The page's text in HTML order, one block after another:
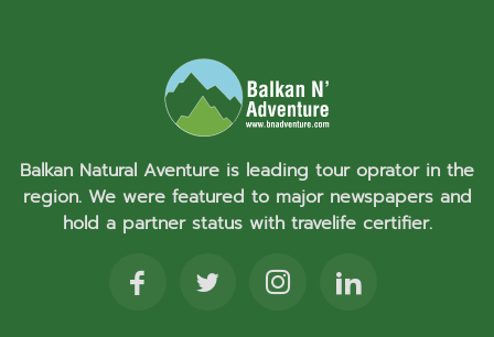
Balkan Natural Aventure is leading tour oprator in the
region. We were featured to major newspapers and
hold a partner status with travelife certifier.